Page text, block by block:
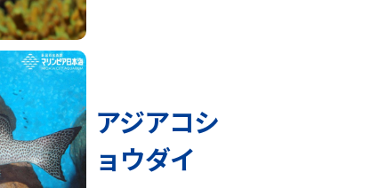
アジアコシ
ョウダイ